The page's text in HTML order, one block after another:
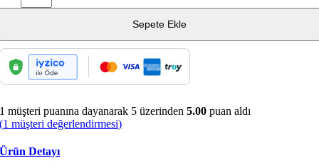
Sepete Ekle
1 müşteri puanına dayanarak 5 üzerinden5.00 puan aldı
(1 müşteri değerlendirmesi)
Ürün Detayı